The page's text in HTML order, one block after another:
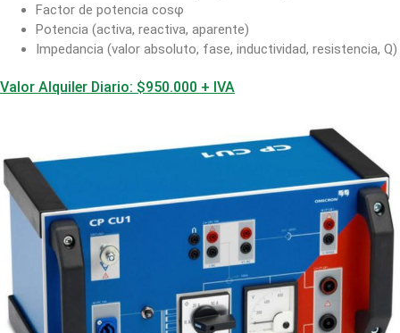
Factor de potencia cosφ
Potencia (activa, reactiva, aparente)
Impedancia (valor absoluto, fase, inductividad, resistencia, Q)
Valor Alquiler Diario: $950.000 + IVA